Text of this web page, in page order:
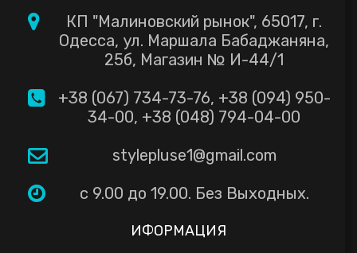
КП "Малиновский рынок", 65017, г.
Одесса, ул. Маршала Бабаджаняна,
25б, Магазин № И-44/1
+38 (067) 734-73-76, +38 (094) 950-
34-00, +38 (048) 794-04-00
stylepluse1@gmail.com
с 9.00 до 19.00. Без Выходных.
ИФОРМАЦИЯ